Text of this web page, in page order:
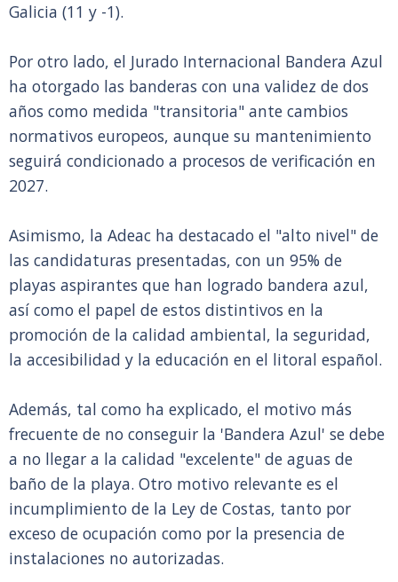
Galicia (11 y -1).
Por otro lado, el Jurado Internacional Bandera Azul
ha otorgado las banderas con una validez de dos
años como medida "transitoria" ante cambios
normativos europeos, aunque su mantenimiento
seguirá condicionado a procesos de verificación en
2027.
Asimismo, la Adeac ha destacado el "alto nivel" de
las candidaturas presentadas, con un 95% de
playas aspirantes que han logrado bandera azul,
así como el papel de estos distintivos en la
promoción de la calidad ambiental, la seguridad,
la accesibilidad y la educación en el litoral español.
Además, tal como ha explicado, el motivo más
frecuente de no conseguir la 'Bandera Azul' se debe
a no llegar a la calidad "excelente" de aguas de
baño de la playa. Otro motivo relevante es el
incumplimiento de la Ley de Costas, tanto por
exceso de ocupación como por la presencia de
instalaciones no autorizadas.